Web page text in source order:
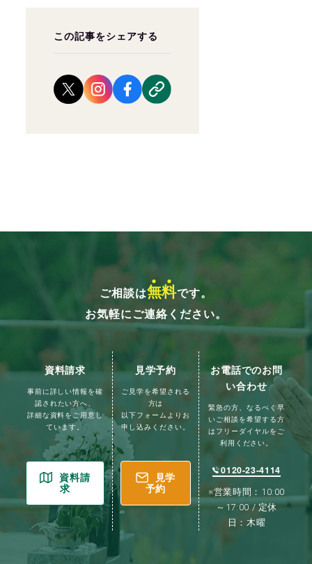
この記事をシェアする
ご相談は無料です。
お気軽にご連絡ください。
資料請求
事前に詳しい情報を確
認されたい方へ、
詳細な資料をご用意し
ています。
資料請
求
見学予約
ご見学を希望される
方は
以下フォームよりお
申し込みください。
見学
予約
お電話でのお問
い合わせ
緊急の方、なるべく早
いご相談を希望する方
はフリーダイヤルをご
利用ください。
0120-23-4114
※営業時間：10:00
～17:00 / 定休
日：木曜